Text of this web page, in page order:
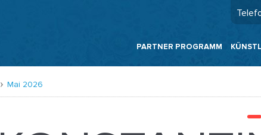
PARTNER PROGRAMM
Mai 2026